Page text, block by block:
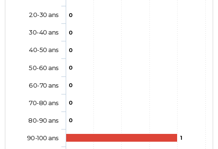
0
0
0
0
0
0
0
1
20-30 ans
30-40 ans
40-50 ans
50-60 ans
60-70 ans
70-80 ans
80-90 ans
90-100 ans